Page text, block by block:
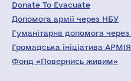
Donate To Evacuate
Допомога армії через НБУ
Гуманітарна допомога
Громадська ініціатива АРМІЯ
Фонд «Повернись живим»